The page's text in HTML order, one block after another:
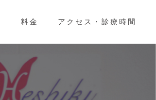
料金 アクセス・診療時間